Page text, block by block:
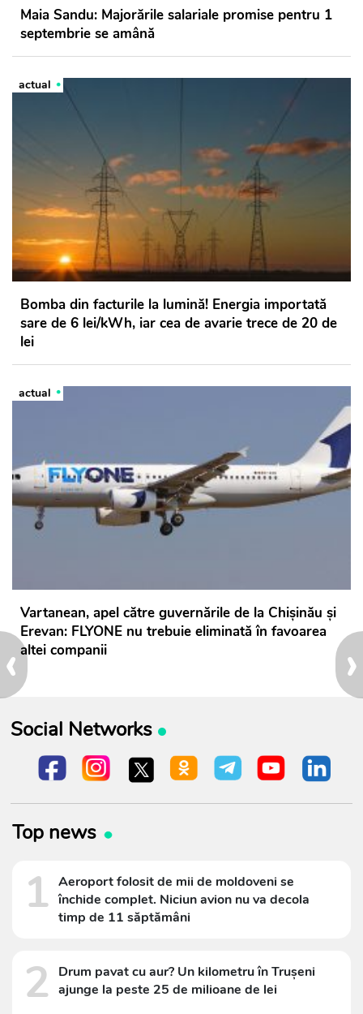
›
‹
Maia Sandu: Majorările salariale promise pentru 1
septembrie se amână
actual
Bomba din facturile la lumină! Energia importată
sare de 6 lei/kWh, iar cea de avarie trece de 20 de
lei
actual
Vartanean, apel către guvernările de la Chișinău și
Erevan: FLYONE nu trebuie eliminată în favoarea
altei companii
Social Networks
Top news
1 Aeroport folosit de mii de moldoveni se
închide complet. Niciun avion nu va decola
timp de 11 săptămâni
2
Drum pavat cu aur? Un kilometru în Trușeni
ajunge la peste 25 de milioane de lei